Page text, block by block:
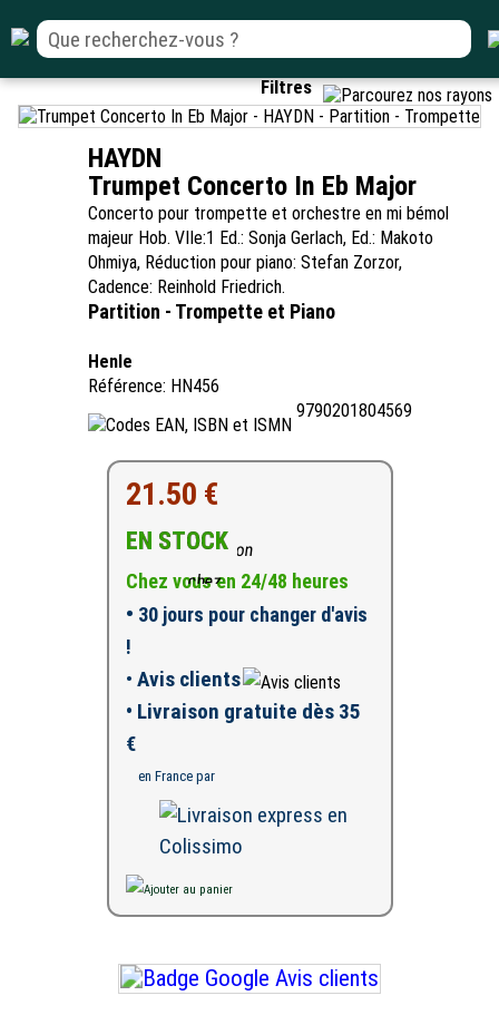
Filtres
HAYDN
Trumpet Concerto In Eb Major
Concerto pour trompette et orchestre en mi bémol
majeur Hob. VIIe:1 Ed.: Sonja Gerlach, Ed.: Makoto
Ohmiya, Réduction pour piano: Stefan Zorzor,
Cadence: Reinhold Friedrich.
Partition - Trompette et Piano
Henle
Référence: HN456
9790201804569
21.50 €
EN STOCK
Chez vous en 24/48 heures
• 30 jours pour changer d'avis
!
• Avis clients
• Livraison gratuite dès 35
€
en France par